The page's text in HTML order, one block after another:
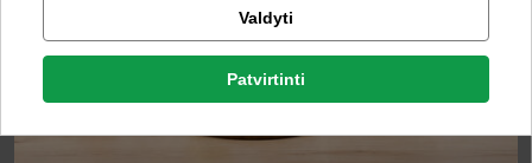
Rašyti atsiliepimą
Produkto forma
Veislės dydis
Gyvūno amžius
Rašyti atsiliepimą
Facebook
Valdyti
Patvirtinti